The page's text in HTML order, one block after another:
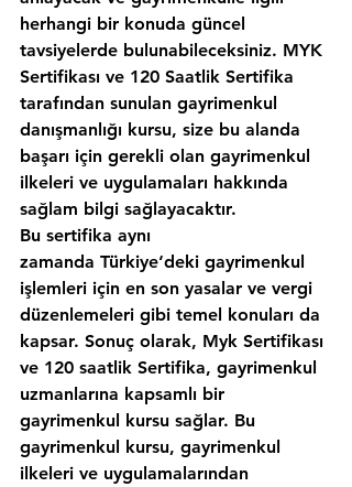
herhangi bir konuda güncel
tavsiyelerde bulunabileceksiniz. MYK
Sertifikası ve 120 Saatlik Sertifika
tarafından sunulan gayrimenkul
danışmanlığı kursu, size bu alanda
başarı için gerekli olan gayrimenkul
ilkeleri ve uygulamaları hakkında
sağlam bilgi sağlayacaktır.
Bu sertifika aynı
zamanda Türkiye‘deki gayrimenkul
işlemleri için en son yasalar ve vergi
düzenlemeleri gibi temel konuları da
kapsar. Sonuç olarak, Myk Sertifikası
ve 120 saatlik Sertifika, gayrimenkul
uzmanlarına kapsamlı bir
gayrimenkul kursu sağlar. Bu
gayrimenkul kursu, gayrimenkul
ilkeleri ve uygulamalarından